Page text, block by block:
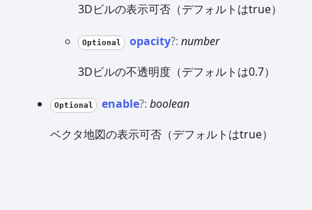
3Dビルの表示可否（デフォルトはtrue）
Optional opacity?: number
3Dビルの不透明度（デフォルトは0.7）
Optional enable?: boolean
ベクタ地図の表示可否（デフォルトはtrue）